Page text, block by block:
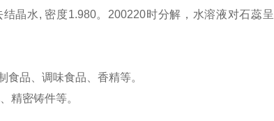
晶水, 密度1.980。200220时分解，水溶液对石蕊
品、调味食品、香精等。
精密铸件等。